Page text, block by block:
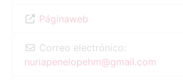
Páginaweb
Correo electrónico:
nuriapenelopehm@gmail.com